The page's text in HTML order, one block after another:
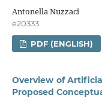
Antonella Nuzzaci
e20333
PDF (ENGLISH)
Overview of
Proposed